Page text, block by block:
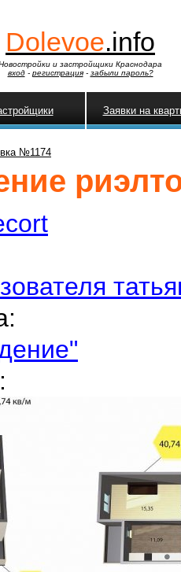
Dolevoe.info
и застройщики Краснодара
вход- регистрация- забыли пароль?
Заявки на
№1174